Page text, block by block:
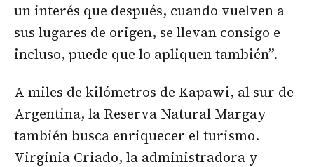
un interés que después, cuando vuelven a
sus lugares de origen, se llevan consigo e
incluso, puede que lo apliquen también”.
A miles de kilómetros de Kapawi, al sur de
Argentina, la Reserva Natural Margay
también busca enriquecer el turismo.
Virginia Criado, la administradora y